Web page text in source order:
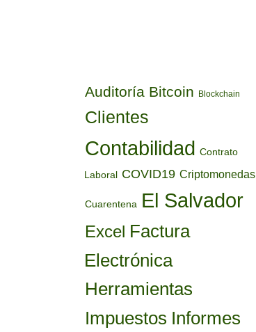
Auditoría Bitcoin Blockchain
Clientes
Contabilidad Contrato
Laboral COVID19 Criptomonedas
Cuarentena El Salvador
Excel Factura
Electrónica
Herramientas
Impuestos Informes